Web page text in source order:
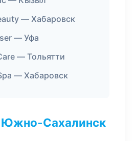
— Хабаровск
— Уфа
— Тольятти
— Хабаровск
Южно-Сахалинск